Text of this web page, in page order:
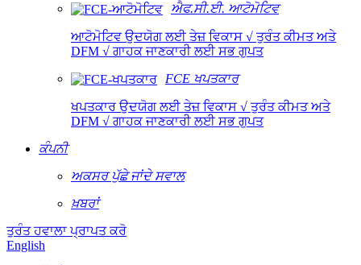
ਐਫ.ਸੀ.ਈ. ਆਟੋਮੋਟਿਵ
ਆਟੋਮੋਟਿਵ ਉਦਯੋਗ ਲਈ ਤੇਜ਼ ਵਿਕਾਸ √ ਤੁਰੰਤ ਕੀਮਤ ਅਤੇ
DFM √ ਗਾਹਕ ਜਾਣਕਾਰੀ ਲਈ ਸਭ ਗੁਪਤ
FCE ਖਪਤਕਾਰ
ਖਪਤਕਾਰ ਉਦਯੋਗ ਲਈ ਤੇਜ਼ ਵਿਕਾਸ √ ਤੁਰੰਤ ਕੀਮਤ ਅਤੇ
DFM √ ਗਾਹਕ ਜਾਣਕਾਰੀ ਲਈ ਸਭ ਗੁਪਤ
ਕੰਪਨੀ
ਅਕਸਰ ਪੁੱਛੇ ਜਾਂਦੇ ਸਵਾਲ
ਖ਼ਬਰਾਂ
ਤੁਰੰਤ ਹਵਾਲਾ ਪ੍ਰਾਪਤ ਕਰੋ
English